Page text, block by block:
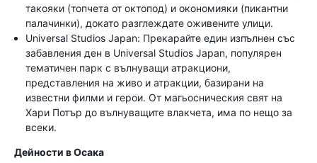
такояки (топчета от октопод) и окономияки (пикантни
палачинки), докато разглеждате оживените улици.
Universal Studios Japan: Прекарайте един изпълнен със
забавления ден в Universal Studios Japan, популярен
тематичен парк с вълнуващи атракциони,
представления на живо и атракции, базирани на
известни филми и герои. От магьосническия свят на
Хари Потър до вълнуващите влакчета, има по нещо за
всеки.
Дейности в Осака